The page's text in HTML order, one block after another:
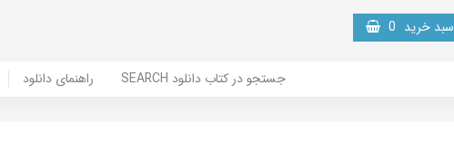
سبد خرید 0
راهنمای دانلود SEARCH جستجو در کتاب دانلود